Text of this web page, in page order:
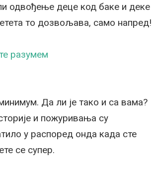
одвођење деце код баке и деке
то дозвољава, само напред!
разумем
Да ли је тако и са вама?
и пожуривања су
у распоред онда када сте
се супер.